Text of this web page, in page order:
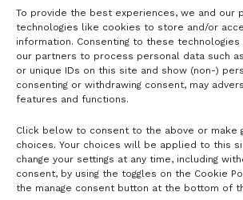
To provide the best experiences, we and our
technologies like cookies to store and/or
information. Consenting to these
our partners to process personal data such
or unique IDs on this site and show (non-)
consenting or withdrawing consent, may
features and functions.
Click below to consent to the above or make
choices. Your choices will be applied to this
change your settings at any time, including
consent, by using the toggles on the Cookie
the manage consent button at the bottom of
24 óra